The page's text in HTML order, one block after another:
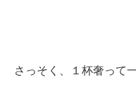
さっそく、１杯奢って